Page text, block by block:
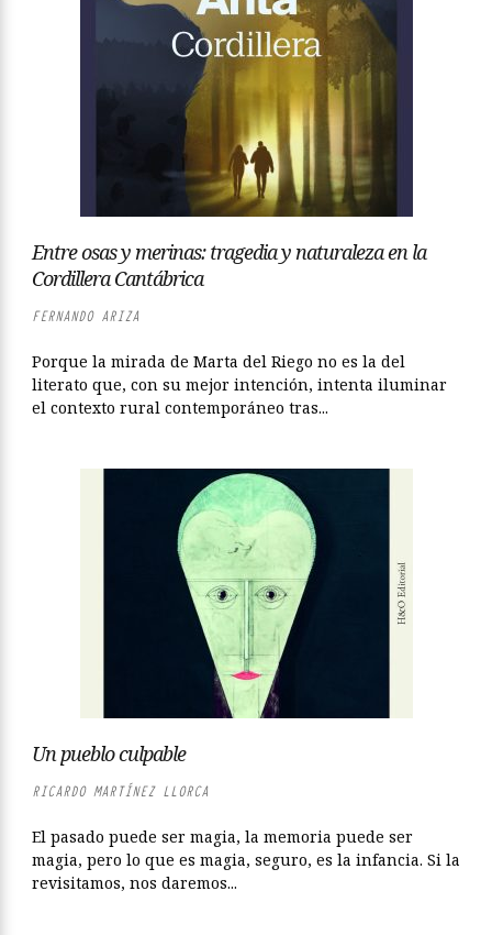
Entre osas y merinas: tragedia y naturaleza en la
Cordillera Cantábrica
FERNANDO ARIZA
Porque la mirada de Marta del Riego no es la del
literato que, con su mejor intención, intenta iluminar
el contexto rural contemporáneo tras...
Un pueblo culpable
RICARDO MARTÍNEZ LLORCA
El pasado puede ser magia, la memoria puede ser
magia, pero lo que es magia, seguro, es la infancia. Si la
revisitamos, nos daremos...